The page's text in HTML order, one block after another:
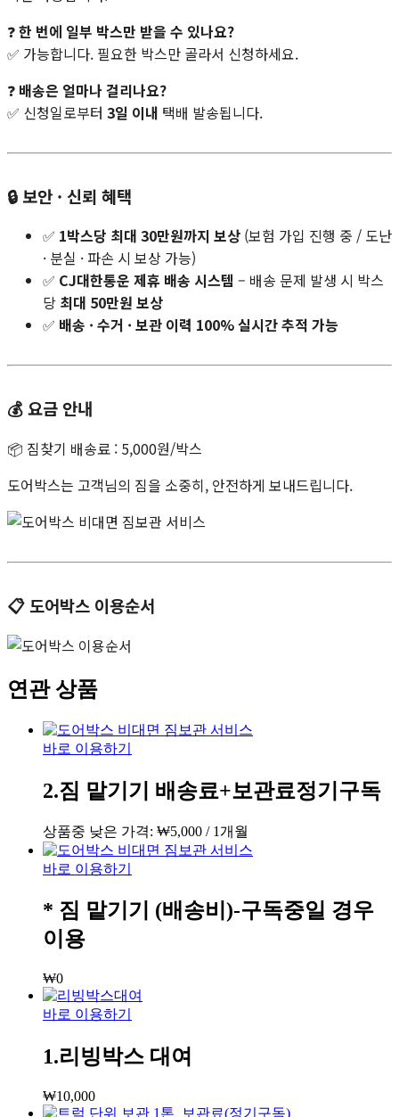
❓한 번에 일부 박스만 받을 수 있나요?
✅ 가능합니다. 필요한 박스만 골라서 신청하세요.
❓ 배송은 얼마나 걸리나요?
✅ 신청일로부터 3일 이내 택배 발송됩니다.
🔒 보안 · 신뢰 혜택
✅ 1박스당 최대 30만원까지 보상 (보험 가입 진행 중 / 도난
· 분실 · 파손 시 보상 가능)
✅ CJ대한통운 제휴 배송 시스템 – 배송 문제 발생 시 박스
당 최대 50만원 보상
✅ 배송 · 수거 · 보관 이력 100% 실시간 추적 가능
💰 요금 안내
📦 짐찾기 배송료 : 5,000원/박스
도어박스는 고객님의 짐을 소중히, 안전하게 보내드립니다.
📋 도어박스 이용순서
연관 상품
바로 이용하기
2.짐 맡기기 배송료+보관료정기구독
상품중 낮은 가격: ₩5,000 / 1개월
바로 이용하기
* 짐 맡기기 (배송비)-구독중일 경우
이용
₩0
바로 이용하기
1.리빙박스 대여
₩10,000